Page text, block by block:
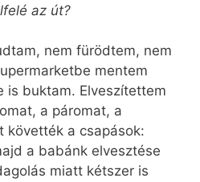
az út?
nem fürödtem, nem
mentem
is buktam. Elveszítettem
a páromat, a
követték a csapások:
a babánk elvesztése
miatt kétszer is